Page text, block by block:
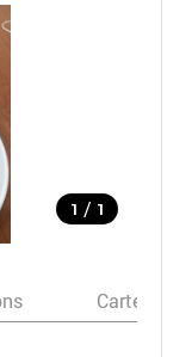
1 / 1
Carte